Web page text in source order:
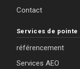
Contact
Services de pointe
référencement
Services AEO